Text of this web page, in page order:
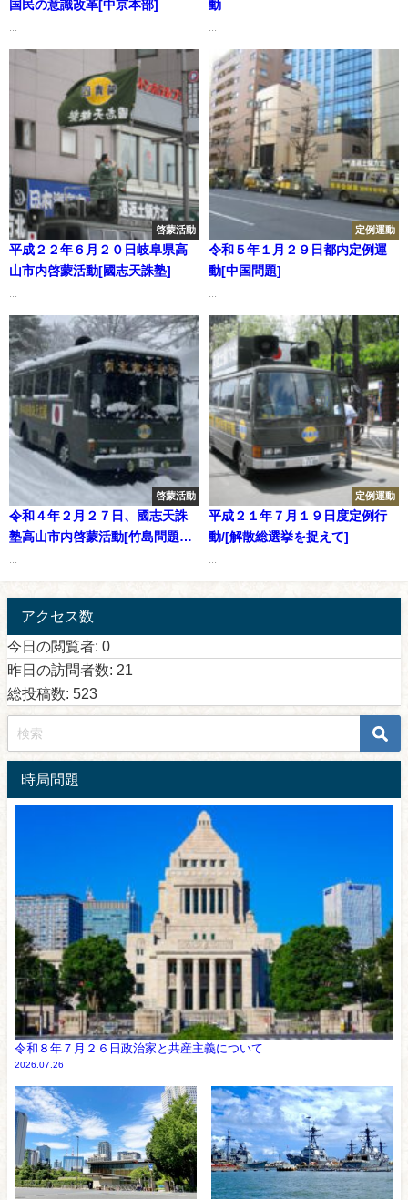
国民の意識改革[中京本部] 動
啓蒙活動
平成２２年６月２０日岐阜県高
山市内啓蒙活動[國志天誅塾]
定例運動
令和５年１月２９日都内定例運
動[中国問題]
啓蒙活動
令和４年２月２７日、國志天誅
塾高山市内啓蒙活動[竹島問題、
侵攻について]
定例運動
平成２１年７月１９日度定例行
動/[解散総選挙を捉えて]
アクセス数
今日の閲覧者: 0
昨日の訪問者数: 21
総投稿数: 523
時局問題
令和８年７月２６日政治家と共産主義について
2026.07.26